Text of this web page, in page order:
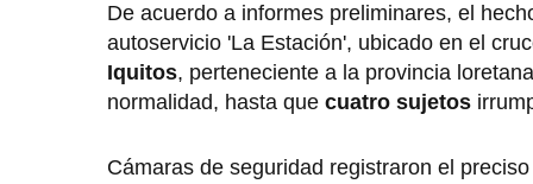
De acuerdo a informes preliminares, el
autoservicio 'La Estación', ubicado en el
Iquitos, perteneciente a la provincia
normalidad, hasta que cuatro sujetos
Cámaras de seguridad registraron el